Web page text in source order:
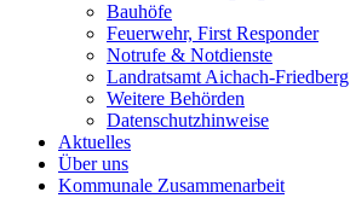
Bauhöfe
Feuerwehr, First Responder
Notrufe & Notdienste
Landratsamt Aichach-Friedberg
Weitere Behörden
Datenschutzhinweise
Aktuelles
Über uns
Kommunale Zusammenarbeit